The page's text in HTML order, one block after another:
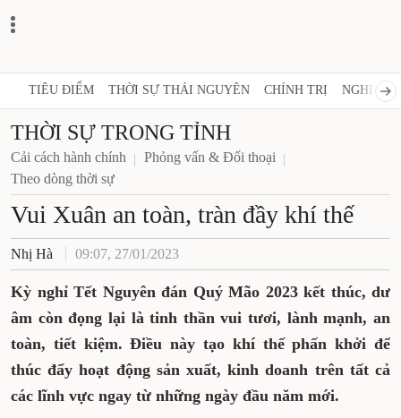
TIÊU ĐIỂM THỜI SỰ THÁI NGUYÊN CHÍNH TRỊ NGHỊ
THỜI SỰ TRONG TỈNH
Cải cách hành chính
Phỏng vấn & Đối thoại
Theo dòng thời sự
Vui Xuân an toàn, tràn đầy khí thế
Nhị Hà 09:07, 27/01/2023
Kỳ nghỉ Tết Nguyên đán Quý Mão 2023 kết thúc, dư
âm còn đọng lại là tinh thần vui tươi, lành mạnh, an
toàn, tiết kiệm. Điều này tạo khí thế phấn khởi để
thúc đẩy hoạt động sản xuất, kinh doanh trên tất cả
các lĩnh vực ngay từ những ngày đầu năm mới.